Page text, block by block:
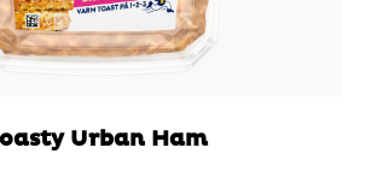
Urban Ham